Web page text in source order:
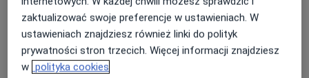
budowałam w renomowanych i wymagających
placówkach. Swoje doświadczenie zdobywałam m.in.:
wInstytucie Psychiatrii i Neurologii (IPiN)
Warszawie (w Całodobowej Klinice Nerwic,
Zaburzeń Osobowości i Zaburzeń Odżywiania),
zaktualizować swoje preferencje w ustawieniach. W
ustawieniach znajdziesz również linki do polityk
prywatności stron trzecich. Więcej informacji znajdziesz
w polityka cookies